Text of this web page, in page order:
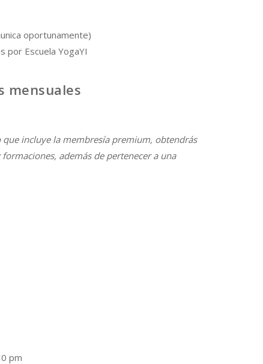
oportunamente)
por Escuela YogaYI
mensuales
que incluye la membresía premium, obtendrás
además de pertenecer a una
pm